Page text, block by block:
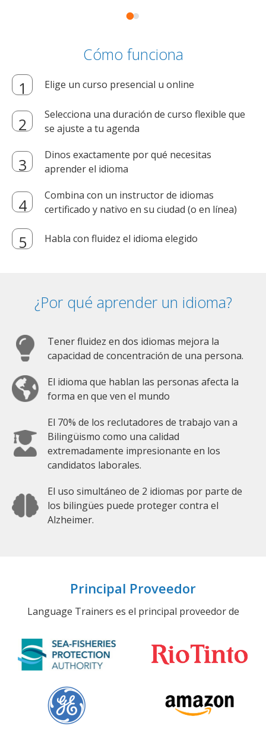
Cómo funciona
Elige un curso presencial u online
Selecciona una duración de curso flexible que
se ajuste a tu agenda
Dinos exactamente por qué necesitas
aprender el idioma
Combina con un instructor de idiomas
certificado y nativo en su ciudad (o en línea)
Habla con fluidez el idioma elegido
¿Por qué aprender un idioma?
Tener fluidez en dos idiomas mejora la
capacidad de concentración de una persona.
El idioma que hablan las personas afecta la
forma en que ven el mundo
El 70% de los reclutadores de trabajo van a
Bilingüismo como una calidad
extremadamente impresionante en los
candidatos laborales.
El uso simultáneo de 2 idiomas por parte de
los bilingües puede proteger contra el
Alzheimer.
Principal Proveedor
Language Trainers es el principal proveedor de